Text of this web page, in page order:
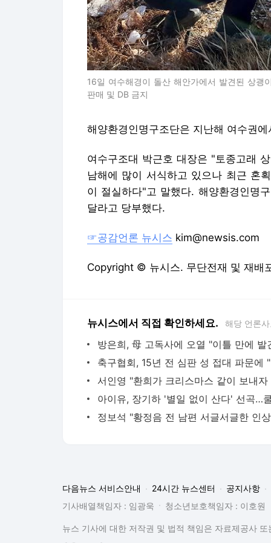
16일 여수해경이 돌산 해안가에서 발견된 상
판매 및 DB 금지
해양환경인명구조단은 지난해 여수권
여수구조대 박근호 대장은 "토종고래
남해에 많이 서식하고 있으나 최근 혼
이 절실하다"고 말했다. 해양환경인명
달라고 당부했다.
☞공감언론 뉴시스 kim@newsis.com
Copyright © 뉴시스. 무단전재 및 재배
뉴시스에서 직접 확인하세요. 해당 언론
방은희, 母 고독사에 오열 "이틀 만에 발
다음뉴스 서비스안내 24시간 뉴스센터
공지사항
기사배열책임자 : 임광욱
청소년보호책임자 : 이호원
뉴스 기사에 대한 저작권 및 법적 책임은 자료제공사